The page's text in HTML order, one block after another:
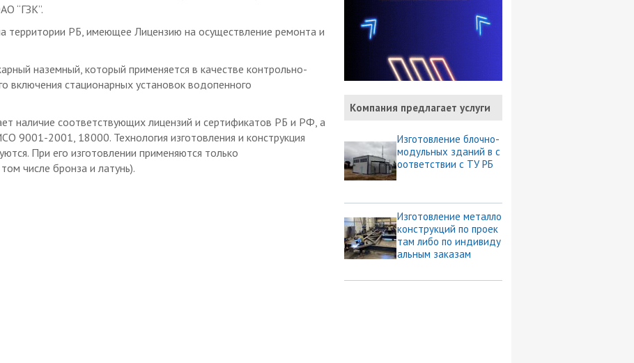
“ГЗК”.
территории РБ, имеющее Лицензию на осуществление ремонта и
наземный, который применяется в качестве контрольно-
включения стационарных установок водопенного
наличие соответствующих лицензий и сертификатов РБ и РФ, а
9001-2001, 18000. Технология изготовления и конструкция
При его изготовлении применяются только
числе бронза и латунь).
Компания предлагает услуги
Изготовление блочно-
модульных зданий в с
оответствии с ТУ РБ
Изготовление металло
конструкций по проек
там либо по индивиду
альным заказам